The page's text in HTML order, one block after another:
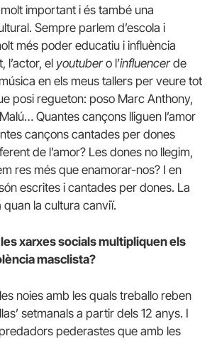
important i és també una
Sempre parlem d’escola i
més poder educatiu i influència
l’actor, el youtubero l’influencerde
en els meus tallers per veure tot
posi regueton: poso Marc Anthony,
Quantes cançons lliguen l’amor
cançons cantades per dones
de l’amor? Les dones no llegim,
res més que enamorar-nos? I en
escrites i cantades per dones. La
la cultura canviï.
xarxes socials multipliquen els
masclista?
noies amb les quals treballo reben
setmanals a partir dels 12 anys. I
pederastes que amb les